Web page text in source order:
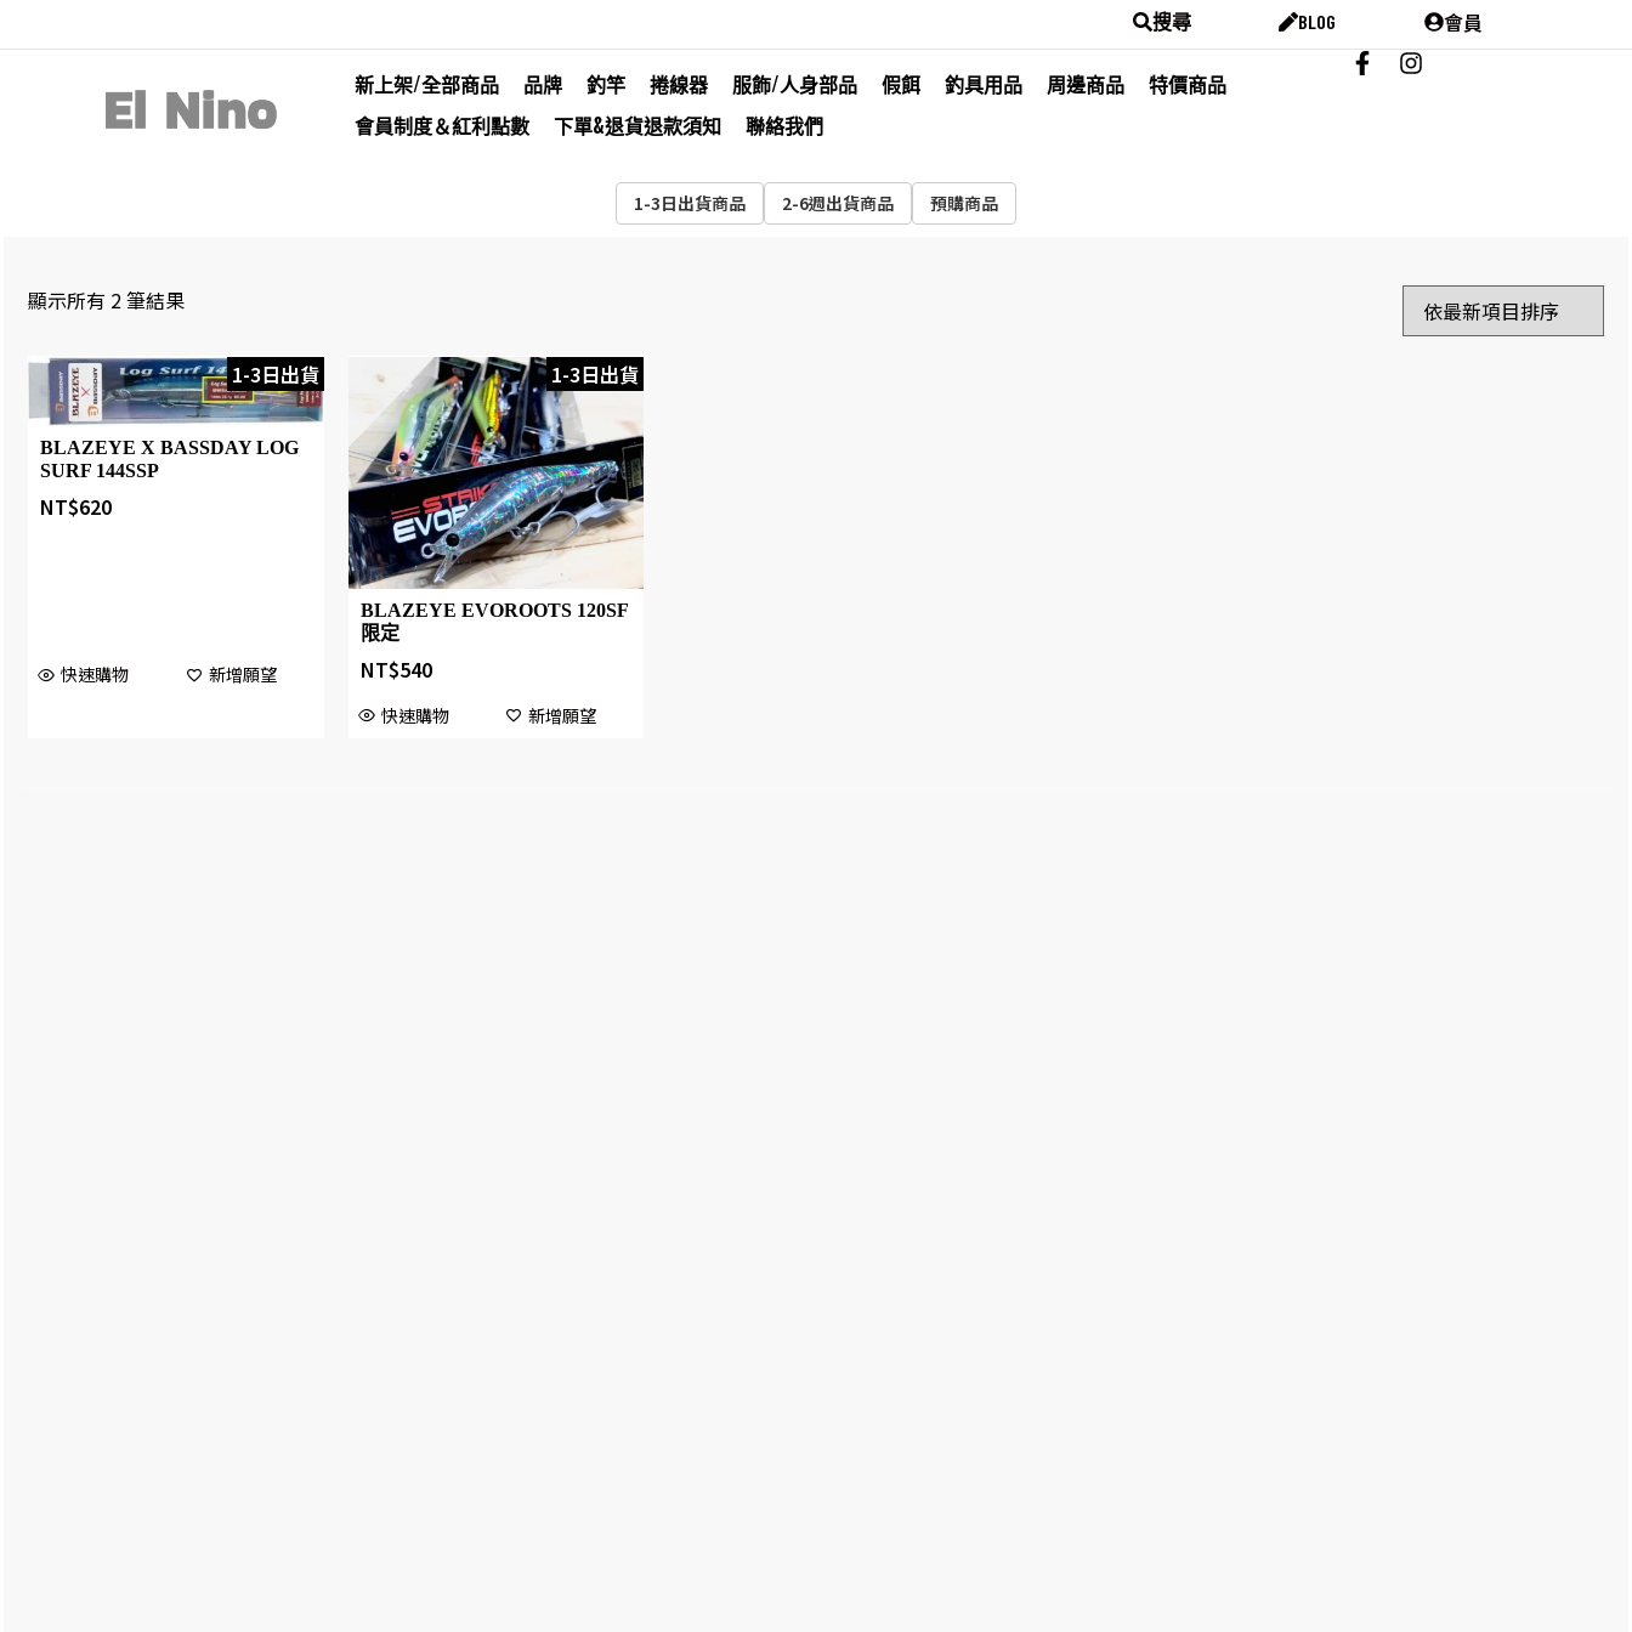
搜尋 BLOG 會員
新上架/全部商品 品牌 釣竿 捲線器 服飾/人身部品 假餌 釣具用品 周邊商品
特價商品
會員制度＆紅利點數
下單&退貨退款須知 聯絡我們
1-3日出貨商品 2-6週出貨商品 預購商品
顯示所有 2 筆結果
1-3日出貨
BLAZEYE X BASSDAY LOG
SURF 144SSP
NT$620
快速購物 新增願望
1-3日出貨
BLAZEYE EVOROOTS 120SF
限定
NT$540
快速購物 新增願望